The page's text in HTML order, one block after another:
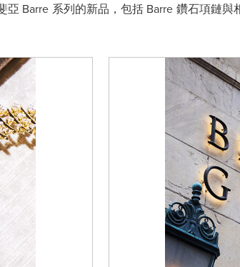
亞 Barre 系列的新品，包括 Barre 鑽石項鏈與